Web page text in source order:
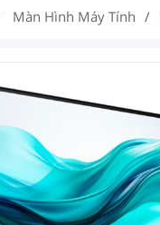
Màn Hình Máy Tính